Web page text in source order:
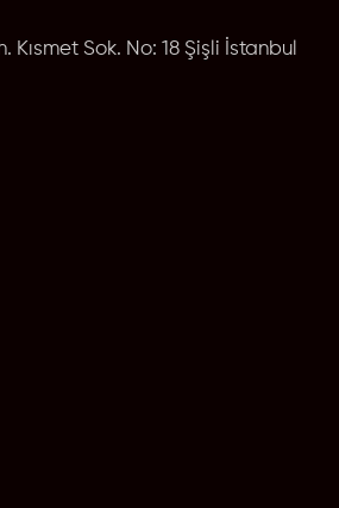
Kısmet Sok. No: 18 Şişli İstanbul